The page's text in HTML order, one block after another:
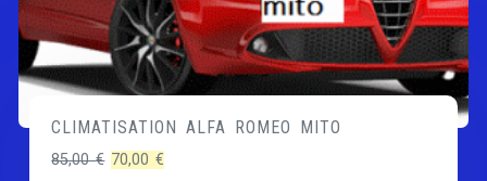
CLIMATISATION ALFA ROMEO MITO
85,00€ Le
70,00€